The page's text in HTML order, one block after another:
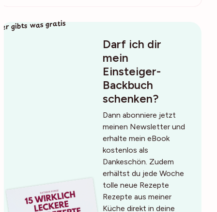
Darf ich dir
mein
Einsteiger-
Backbuch
schenken?
Dann abonniere jetzt
meinen Newsletter und
erhalte mein eBook
kostenlos als
Dankeschön. Zudem
erhältst du jede Woche
tolle neue Rezepte
Rezepte aus meiner
Küche direkt in deine
gibts was gratis